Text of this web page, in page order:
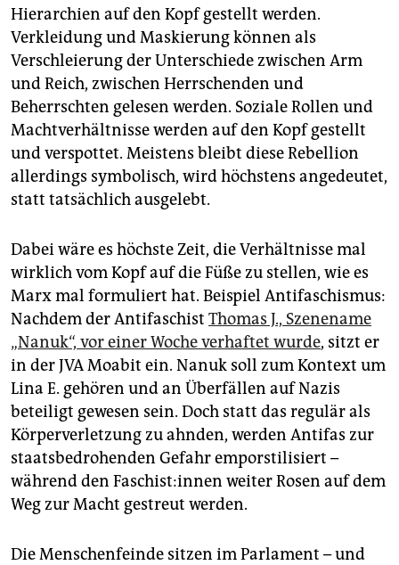
Hierarchien auf den Kopf gestellt werden.
Verkleidung und Maskierung können als
Verschleierung der Unterschiede zwischen Arm
und Reich, zwischen Herrschenden und
Beherrschten gelesen werden. Soziale Rollen und
Machtverhältnisse werden auf den Kopf gestellt
und verspottet. Meistens bleibt diese Rebellion
allerdings symbolisch, wird höchstens angedeutet,
statt tatsächlich ausgelebt.
Dabei wäre es höchste Zeit, die Verhältnisse mal
wirklich vom Kopf auf die Füße zu stellen, wie es
Marx mal formuliert hat. Beispiel Antifaschismus:
Nachdem der Antifaschist Thomas J., Szenename
„Nanuk“, vor einer Woche verhaftet wurde, sitzt er
in der JVA Moabit ein. Nanuk soll zum Kontext um
Lina E. gehören und an Überfällen auf Nazis
beteiligt gewesen sein. Doch statt das regulär als
Körperverletzung zu ahnden, werden Antifas zur
staatsbedrohenden Gefahr emporstilisiert –
während den Fa­schis­t:in­nen weiter Rosen auf dem
Weg zur Macht gestreut werden.
Die Menschenfeinde sitzen im Parlament – und